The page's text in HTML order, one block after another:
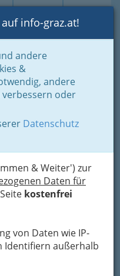
Login Toggle
info-graz.at!
andere
&
andere
verbessern oder
Datenschutz
& Weiter') zur
Daten für
kostenfrei
von Daten wie IP-
Identifiern außerhalb
der Steiermark